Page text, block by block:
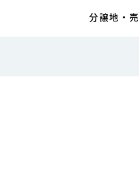
分譲地・